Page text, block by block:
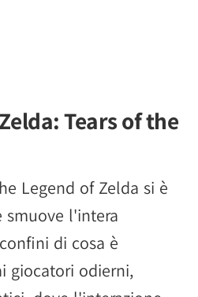
Tears of the
Legend of Zelda si è
l'intera
di cosa è
giocatori odierni,